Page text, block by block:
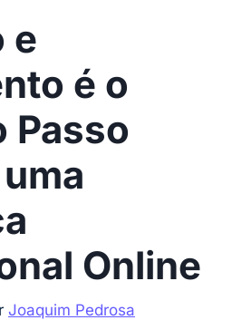
e
é o
Passo
Online
Joaquim Pedrosa